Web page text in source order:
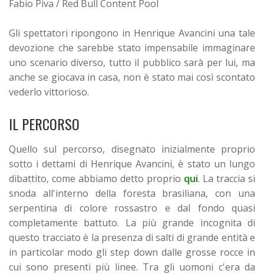
Fabio Piva / Red Bull Content Pool
Gli spettatori ripongono in Henrique Avancini una tale
devozione che sarebbe stato impensabile immaginare
uno scenario diverso, tutto il pubblico sarà per lui, ma
anche se giocava in casa, non è stato mai così scontato
vederlo vittorioso.
IL PERCORSO
Quello sul percorso, disegnato inizialmente proprio
sotto i dettami di Henrique Avancini, è stato un lungo
dibattito, come abbiamo detto proprio qui. La traccia si
snoda all'interno della foresta brasiliana, con una
serpentina di colore rossastro e dal fondo quasi
completamente battuto. La più grande incognita di
questo tracciato è la presenza di salti di grande entità e
in particolar modo gli step down dalle grosse rocce in
cui sono presenti più linee. Tra gli uomoni c'era da